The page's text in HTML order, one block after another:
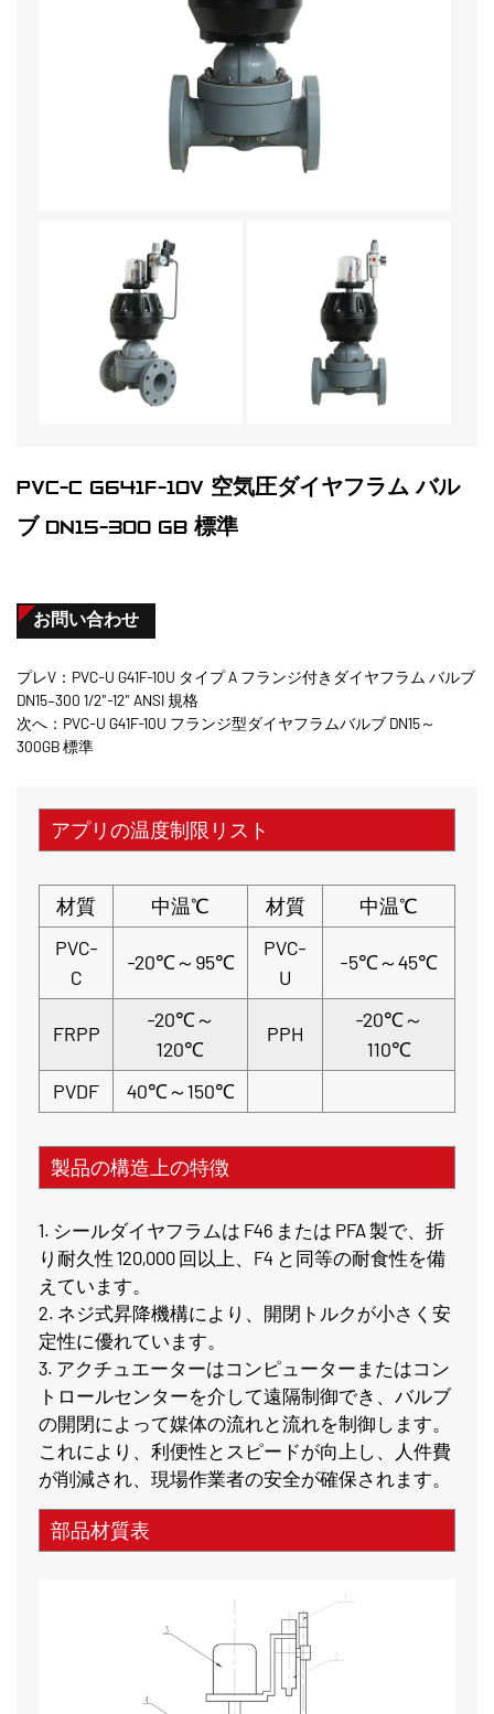
PVC-C G641F-10V 空気圧ダイヤフラム バル
ブ DN15-300 GB 標準
お問い合わせ
プレV：PVC-U G41F-10U タイプ A フランジ付きダイヤフラム バルブ
DN15–300 1/2"-12" ANSI 規格
次へ：PVC-U G41F-10U フランジ型ダイヤフラムバルブ DN15～
300GB 標準
アプリの温度制限リスト
材質 中温℃ 材質
中温℃
PVC-
C
-20℃～95℃
PVC-
U
-5℃～45℃
FRPP
-20℃～
120℃
PPH
-20℃～
110℃
PVDF
40℃～150℃
製品の構造上の特徴
1. シールダイヤフラムは F46 または PFA 製で、折
り耐久性 120,000 回以上、F4 と同等の耐食性を備
えています。
2. ネジ式昇降機構により、開閉トルクが小さく安
定性に優れています。
3. アクチュエーターはコンピューターまたはコン
トロールセンターを介して遠隔制御でき、バルブ
の開閉によって媒体の流れと流れを制御します。
これにより、利便性とスピードが向上し、人件費
が削減され、現場作業者の安全が確保されます。
部品材質表